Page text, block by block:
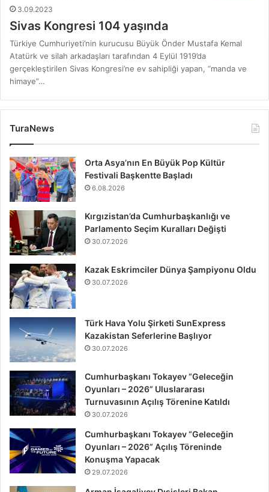
3.09.2023
Sivas Kongresi 104 yaşında
Türkiye Cumhuriyeti’nin kurucusu Büyük Önder Mustafa Kemal
Atatürk ve silah arkadaşları tarafından 4 Eylül 1919’da
gerçekleştirilen Sivas Kongresi’ne ev sahipliği yapan, “manda ve
himaye”…
TuraNews
Orta Asya’nın En Büyük Pop Kültür
Festivali Başkentte Başladı
6.08.2026
Kırgızistan’da Cumhurbaşkanlığı ve
Parlamento Seçim Kuralları Değişti
30.07.2026
Kazak Eskrimciler Dünya Şampiyonu Oldu
30.07.2026
Türk Hava Yolu Şirketi SunExpress
Kazakistan Seferlerine Başlıyor
30.07.2026
Cumhurbaşkanı Tokayev “Geleceğin
Oyunları – 2026” Uluslararası
Turnuvasının Açılış Törenine Katıldı
30.07.2026
Cumhurbaşkanı Tokayev “Geleceğin
Oyunları – 2026” Açılış Töreninde
Konuşma Yapacak
29.07.2026